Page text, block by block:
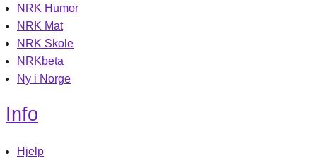
NRK Humor
NRK Mat
NRK Skole
NRKbeta
Ny i Norge
Info
Hjelp